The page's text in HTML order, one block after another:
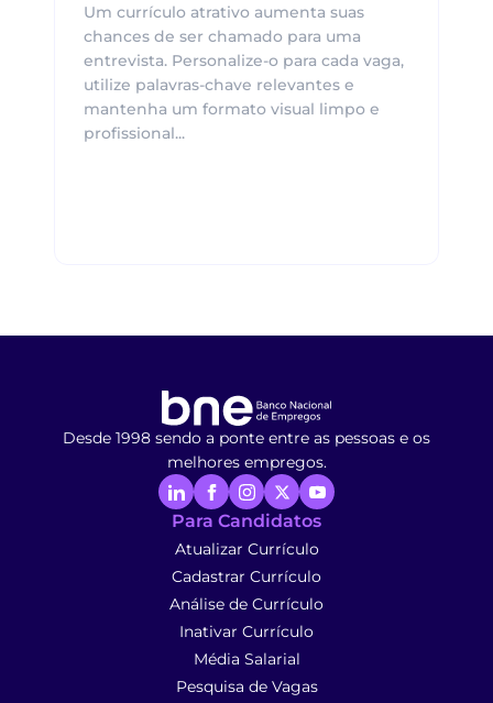
Um currículo atrativo aumenta suas
chances de ser chamado para uma
entrevista. Personalize-o para cada vaga,
utilize palavras-chave relevantes e
mantenha um formato visual limpo e
profissional...
Desde 1998 sendo a ponte entre as pessoas e os
melhores empregos.
Para Candidatos
Atualizar Currículo
Cadastrar Currículo
Análise de Currículo
Inativar Currículo
Média Salarial
Pesquisa de Vagas